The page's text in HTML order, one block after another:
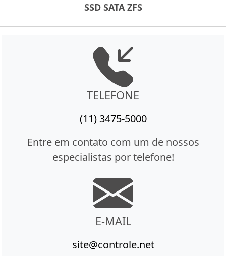
SSD SATA ZFS
TELEFONE
(11) 3475-5000
Entre em contato com um de nossos
especialistas por telefone!
E-MAIL
site@controle.net